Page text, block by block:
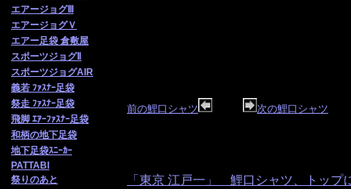
エアージョグⅢ
エアージョグＶ
エアー足袋 倉敷屋
スポーツジョグⅡ
スポーツジョグAIR
義若 ﾌｧｽﾅｰ足袋
祭走 ﾌｧｽﾅｰ足袋
飛脚 ｴｱｰﾌｧｽﾅｰ足袋
和柄の地下足袋
地下足袋ｽﾆｰｶｰ
PATTABI
祭りのあと
前の鯉口シャツ 次の鯉口シャツ
「東京 江戸一」 鯉口シャツ、トップ